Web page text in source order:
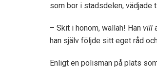
som bor i stadsdelen, vädjade
– Skit i honom, wallah! Han vill
han själv följde sitt eget råd
Enligt en polisman på plats